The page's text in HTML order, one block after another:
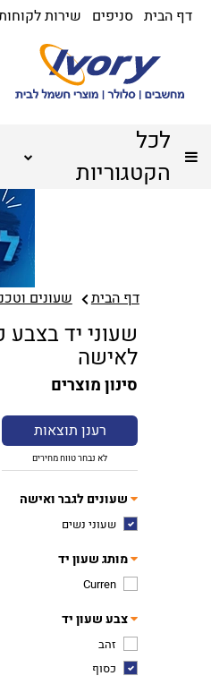
דף הבית סניפים שירות
לכל
הקטגוריות
דף הבית שעונים
לאישה
סינון מוצרים
רענן תוצאות
לא נבחר טווח מחירים
שעונים לגבר ואישה
שעוני נשים
מותג שעון יד
Curren
צבע שעון יד
זהב
כסוף